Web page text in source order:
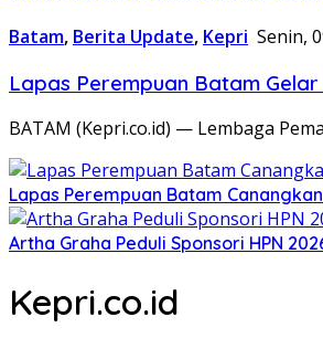
Batam, Berita Update, Kepri Senin,
Lapas Perempuan Batam
BATAM (Kepri.co.id) — Lembaga
Lapas Perempuan Batam
Artha Graha Peduli Sponsori HPN
Kepri.co.id